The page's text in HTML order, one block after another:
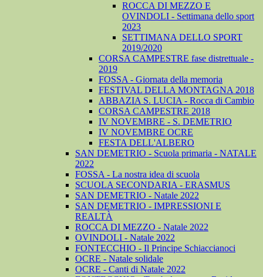
ROCCA DI MEZZO E
OVINDOLI - Settimana dello sport
2023
SETTIMANA DELLO SPORT
2019/2020
CORSA CAMPESTRE fase distrettuale -
2019
FOSSA - Giornata della memoria
FESTIVAL DELLA MONTAGNA 2018
ABBAZIA S. LUCIA - Rocca di Cambio
CORSA CAMPESTRE 2018
IV NOVEMBRE - S. DEMETRIO
IV NOVEMBRE OCRE
FESTA DELL'ALBERO
SAN DEMETRIO - Scuola primaria - NATALE
2022
FOSSA - La nostra idea di scuola
SCUOLA SECONDARIA - ERASMUS
SAN DEMETRIO - Natale 2022
SAN DEMETRIO - IMPRESSIONI E
REALTÀ
ROCCA DI MEZZO - Natale 2022
OVINDOLI - Natale 2022
FONTECCHIO - Il Principe Schiaccianoci
OCRE - Natale solidale
OCRE - Canti di Natale 2022